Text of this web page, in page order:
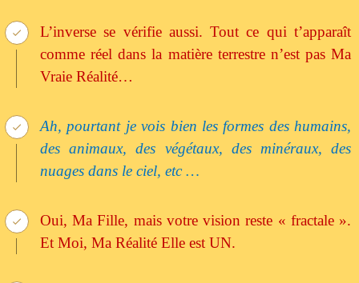
L’inverse se vérifie aussi. Tout ce qui t’apparaît
comme réel dans la matière terrestre n’est pas Ma
Vraie Réalité…
Ah, pourtant je vois bien les formes des humains,
des animaux, des végétaux, des minéraux, des
nuages dans le ciel, etc …
Oui, Ma Fille, mais votre vision reste « fractale ».
Et Moi, Ma Réalité Elle est UN.